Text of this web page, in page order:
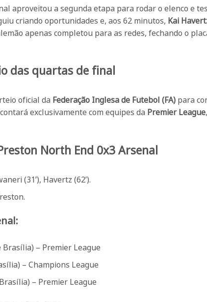
aproveitou a segunda etapa para rodar o elenco e
criando oportunidades e, aos 62 minutos, Kai
apenas completou para as redes, fechando o
das quartas de final
oficial da Federação Inglesa de Futebol (FA) para
exclusivamente com equipes da Premier League
North End 0x3 Arsenal
(31’), Havertz (62’).
– Premier League
– Champions League
– Premier League